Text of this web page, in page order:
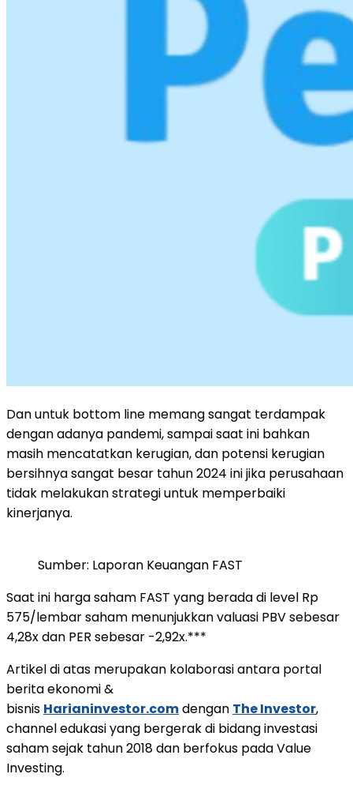
Dan untuk bottom line memang sangat terdampak
dengan adanya pandemi, sampai saat ini bahkan
masih mencatatkan kerugian, dan potensi kerugian
bersihnya sangat besar tahun 2024 ini jika perusahaan
tidak melakukan strategi untuk memperbaiki
kinerjanya.
Sumber: Laporan Keuangan FAST
Saat ini harga saham FAST yang berada di level Rp
575/lembar saham menunjukkan valuasi PBV sebesar
4,28x dan PER sebesar -2,92x.***
Artikel di atas merupakan kolaborasi antara portal
berita ekonomi &
bisnis Harianinvestor.comdengan The Investor,
channel edukasi yang bergerak di bidang investasi
saham sejak tahun 2018 dan berfokus pada Value
Investing.